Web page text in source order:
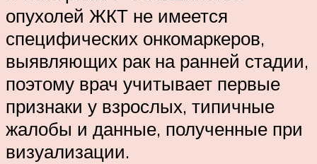
опухолей ЖКТ не имеется
специфических онкомаркеров,
выявляющих рак на ранней стадии,
поэтому врач учитывает первые
признаки у взрослых, типичные
жалобы и данные, полученные при
визуализации.